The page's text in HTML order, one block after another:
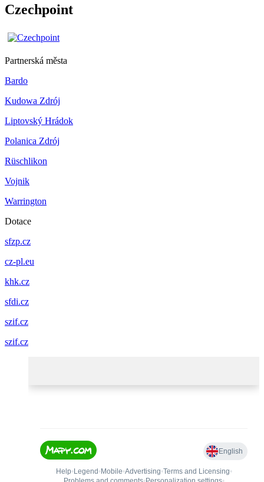
Czechpoint
Partnerská města
Bardo
Kudowa Zdrój
Liptovský Hrádok
Polanica Zdrój
Rüschlikon
Vojnik
Warrington
Dotace
sfzp.cz
cz-pl.eu
khk.cz
sfdi.cz
szif.cz
szif.cz